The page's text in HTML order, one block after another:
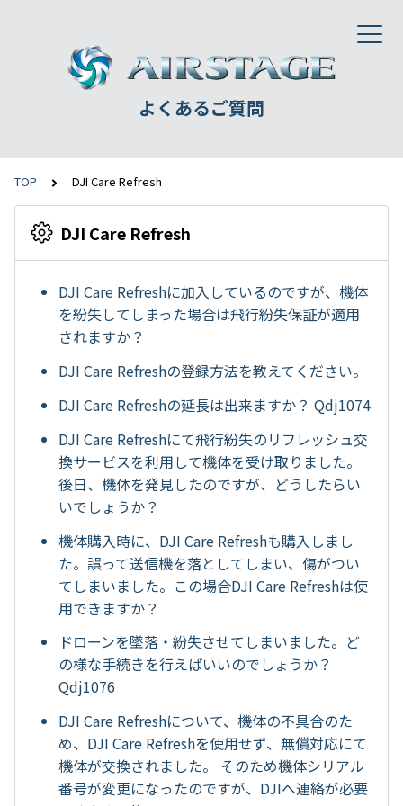
よくあるご質問
TOP DJI Care Refresh
DJI Care Refresh
DJI Care Refreshに加入しているのですが、機体
を紛失してしまった場合は飛行紛失保証が適用
されますか？
DJI Care Refreshの登録方法を教えてください。
DJI Care Refreshの延長は出来ますか？ Qdj1074
DJI Care Refreshにて飛行紛失のリフレッシュ交
換サービスを利用して機体を受け取りました。
後日、機体を発見したのですが、どうしたらい
いでしょうか？
機体購入時に、DJI Care Refreshも購入しまし
た。誤って送信機を落としてしまい、傷がつい
てしまいました。この場合DJI Care Refreshは使
用できますか？
ドローンを墜落・紛失させてしまいました。ど
の様な手続きを行えばいいのでしょうか？
Qdj1076
DJI Care Refreshについて、機体の不具合のた
め、DJI Care Refreshを使用せず、無償対応にて
機体が交換されました。 そのため機体シリアル
番号が変更になったのですが、DJIへ連絡が必要